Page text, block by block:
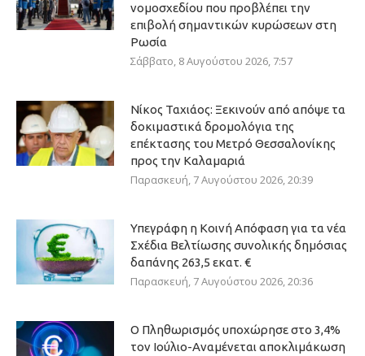
νομοσχεδίου που προβλέπει την
επιβολή σημαντικών κυρώσεων στη
Ρωσία
Σάββατο, 8 Αυγούστου 2026, 7:57
Νίκος Ταχιάος: Ξεκινούν από απόψε τα
δοκιμαστικά δρομολόγια της
επέκτασης του Μετρό Θεσσαλονίκης
προς την Καλαμαριά
Παρασκευή, 7 Αυγούστου 2026, 20:39
Υπεγράφη η Κοινή Απόφαση για τα νέα
Σχέδια Βελτίωσης συνολικής δημόσιας
δαπάνης 263,5 εκατ. €
Παρασκευή, 7 Αυγούστου 2026, 20:36
Ο Πληθωρισμός υποχώρησε στο 3,4%
τον Ιούλιο-Αναμένεται αποκλιμάκωση